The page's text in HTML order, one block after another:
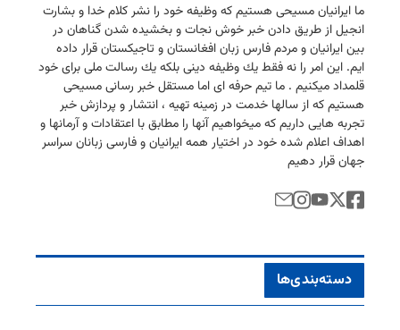
ما ایرانیان مسیحی هستیم كه وظیفه خود را نشر كلام خدا و بشارت
انجیل از طریق دادن خبر خوش نجات و بخشیده شدن گناهان در
بین ایرانیان و مردم فارس زبان افغانستان و تاجیكستان قرار داده
ایم. این امر را نه فقط یك وظیفه دینی بلكه یك رسالت ملی برای خود
قلمداد میكنیم . ما تیم حرفه ای اما مستقل خبر رسانی مسیحی
هستیم كه از سالها خدمت در زمینه تهیه ، انتشار و پردازش خبر
تجربه هایی داریم كه میخواهیم آنها را مطابق با اعتقادات و آرمانها و
اهداف اعلام شده خود در اختیار همه ایرانیان و فارسی زبانان سراسر
جهان قرار دهیم
دسته‌بندی‌ها